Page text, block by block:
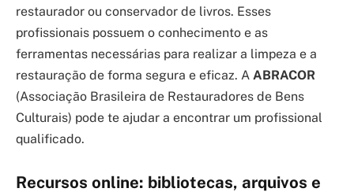
restaurador ou conservador de livros. Esses
profissionais possuem o conhecimento e as
ferramentas necessárias para realizar a limpeza e a
restauração de forma segura e eficaz. A ABRACOR
(Associação Brasileira de Restauradores de Bens
Culturais) pode te ajudar a encontrar um profissional
qualificado.
Recursos online: bibliotecas, arquivos e